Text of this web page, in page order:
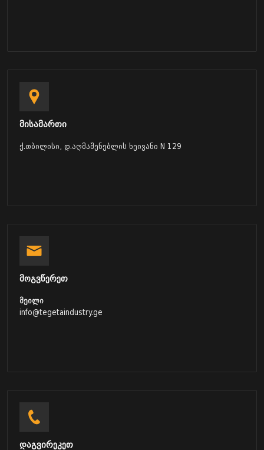
მისამართი
ქ.თბილისი, დ.აღმაშენებლის ხეივანი N 129
მოგვწერეთ
მეილი
info@tegetaindustry.ge
დაგვირეკეთ